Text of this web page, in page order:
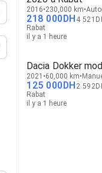
2016 230,000 km
218 000DH 4 521
Rabat
il y a 1 heure
Dacia Dokker
2021 60,000 km
125 000DH 2 592
Rabat
il y a 1 heure